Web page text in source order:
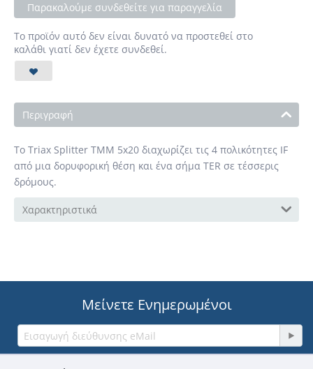
Παρακαλούμε συνδεθείτε για παραγγελία
Το προϊόν αυτό δεν είναι δυνατό να προστεθεί στο
καλάθι γιατί δεν έχετε συνδεθεί.
Περιγραφή
Το Triax Splitter TMM 5x20 διαχωρίζει τις 4 πολικότητες IF
από μια δορυφορική θέση και ένα σήμα TER σε τέσσερις
δρόμους.
Χαρακτηριστικά
Μείνετε Ενημερωμένοι